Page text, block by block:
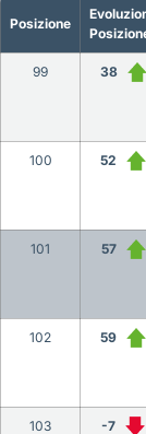
Posizione
99 38
100 52
101 57
102 59
103 -7